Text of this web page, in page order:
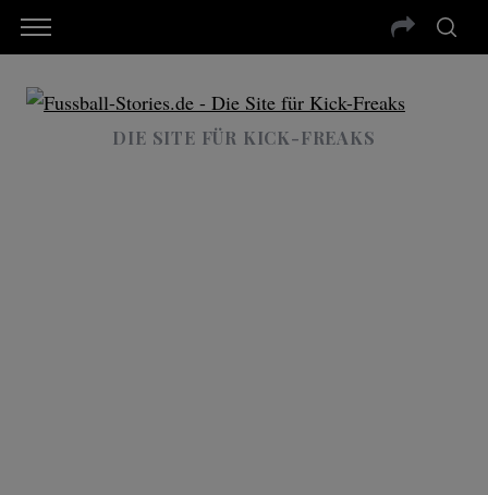
DIE SITE FÜR KICK-FREAKS